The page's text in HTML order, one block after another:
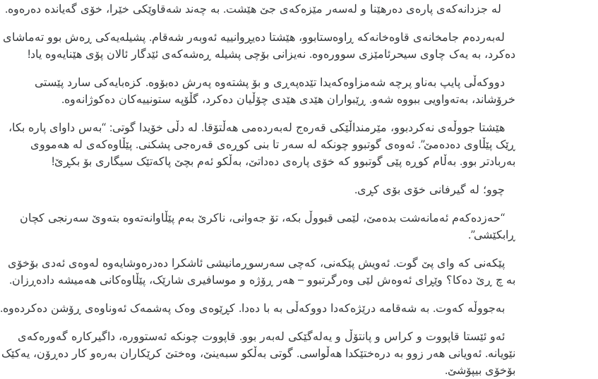
لە جزدانەکەی پارەی دەرهێنا و لەسەر مێزەکەی جێ ھێشت. بە چەند شەقاوێکی خێرا، خۆی گەیاندە دەرەوە.
لەبەردەم جامخانەی قاوەخانەکە ڕاوەستابوو، هێشتا دەیڕوانییە ئەوبەر شەقام. پشیلەیەکی ڕەش بوو تەماشای
دەکرد، بە یەک چاوی سیحرئامێزی سوورەوە. نەیزانی بۆچی پشیلە ڕەشەکەی ئێدگار ئالان پۆی هێنایەوە یاد!
دووکەڵی پایپ بەناو پرچە شەمزاوەکەیدا تێدەپەڕی و بۆ پشتەوە پەرش دەبۆوە. کزەبایەکی سارد پێستی
خرۆشاند، بەتەواویی ببووە شەو. ڕێبواران ھێدی ھێدی چۆڵیان دەکرد، گڵۆپە ستونییەکان دەکوژانەوە.
ھێشتا جووڵەی نەکردبوو، مێرمنداڵێکی قەرەج لەبەردەمی ھەڵتۆقا. لە دڵی خۆیدا گوتی: “بەس داوای پارە بکا،
ڕێک پێڵاوی دەدەمێ”. ئەوەی گوتبوو چونکە لە سەر تا بنی کوڕەی قەرەجی پشکنی. پێڵاوەکەی لە ھەمووی
بەربادتر بوو. بەڵام کوڕە پێی گوتبوو کە خۆی پارەی دەداتێ، بەڵکو ئەم بچێ پاکەتێک سیگاری بۆ بکڕێ!
چوو؛ لە گیرفانی خۆی بۆی کڕی.
“حەزدەکەم ئەمانەشت بدەمێ، لێمی قبووڵ بکە، تۆ جەوانی، ناکرێ بەم پێڵاوانەتەوە بتەوێ سەرنجی کچان
ڕابکێشی”.
پێکەنی کە وای پێ گوت. ئەویش پێکەنی، کەچی سەرسوڕمانیشی ئاشکرا دەدرەوشایەوە لەوەی ئەدی بۆخۆی
بە چ ڕێ دەکا؟ وێڕای ئەوەش لێی وەرگرتبوو – ھەر ڕۆژە و موسافیری شارێک، پێڵاوەکانی ھەمیشە دادەڕزان.
بەجووڵە کەوت. بە شەقامە درێژەکەدا دووکەڵی بە با دەدا. کڕێوەی وەک پەشمەک ئەوناوەی ڕۆشن دەکردەوە.
ئەو ئێستا قاپووت و کراس و پانتۆڵ و یەلەگێکی لەبەر بوو. قاپووت چونکە ئەستوورە، داگیرکارە گەورەکەی
نێویانە. ئەویانی ھەر زوو بە درەختێکدا ھەڵواسی. گوتی بەڵکو سبەینێ، وەختێ کرێکاران بەرەو کار دەڕۆن، یەکێک
بۆخۆی بیپۆشێ.